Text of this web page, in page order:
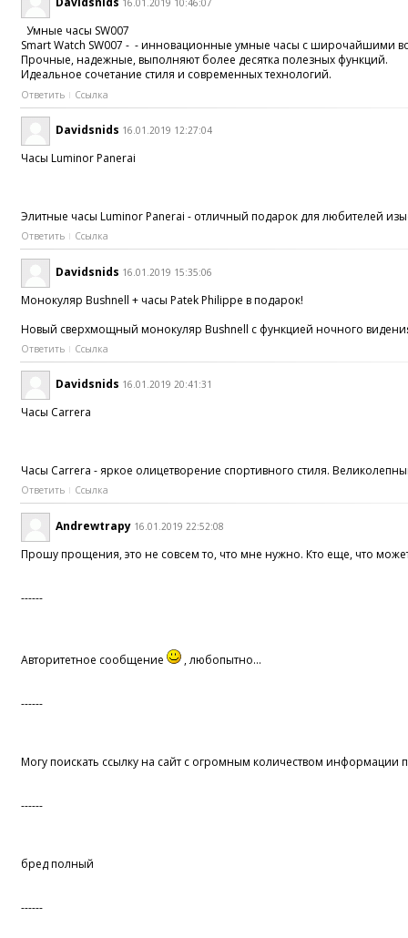
16.01.2019 10:46:07
Умные часы SW007
Smart Watch SW007 - - инновационные умные часы с широчайшими
Прочные, надежные, выполняют более десятка полезных функций.
Идеальное сочетание стиля и современных технологий.
Ответить Ссылка
Davidsnids 16.01.2019 12:27:04
Часы Luminor Panerai
Элитные часы Luminor Panerai - отличный подарок для любителей
Ответить Ссылка
Davidsnids 16.01.2019 15:35:06
Монокуляр Bushnell + часы Patek Philippe в подарок!
Новый сверхмощный монокуляр Bushnell с функцией ночного
Ответить Ссылка
Davidsnids 16.01.2019 20:41:31
Часы Carrera
Часы Carrera - яркое олицетворение спортивного стиля.
Ответить Ссылка
Andrewtrapy 16.01.2019 22:52:08
Прошу прощения, это не совсем то, что мне нужно. Кто еще, что может
------
Авторитетное сообщение , любопытно...
------
Могу поискать ссылку на сайт с огромным количеством информации
------
бред полный
------